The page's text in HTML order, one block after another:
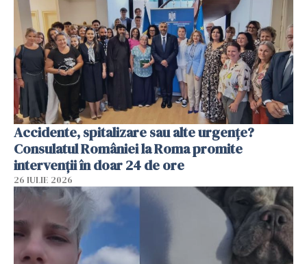
Accidente, spitalizare sau alte urgențe?
Consulatul României la Roma promite
intervenții în doar 24 de ore
26 IULIE 2026